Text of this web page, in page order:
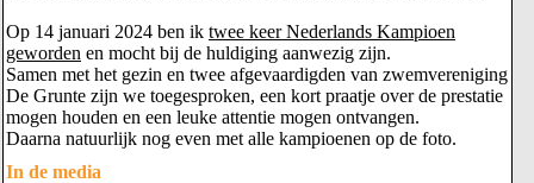
Op 14 januari 2024 ben ik twee keer Nederlands Kampioen
geworden en mocht bij de huldiging aanwezig zijn.
Samen met het gezin en twee afgevaardigden van zwemvereniging
De Grunte zijn we toegesproken, een kort praatje over de prestatie
mogen houden en een leuke attentie mogen ontvangen.
Daarna natuurlijk nog even met alle kampioenen op de foto.
In de media